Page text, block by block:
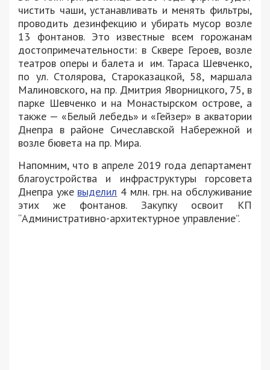
чистить чаши, устанавливать и менять фильтры,
проводить дезинфекцию и убирать мусор возле
13 фонтанов. Это известные всем горожанам
достопримечательности: в Сквере Героев, возле
театров оперы и балета и им. Тараса Шевченко,
по ул. Столярова, Староказацкой, 58, маршала
Малиновского, на пр. Дмитрия Яворницкого, 75, в
парке Шевченко и на Монастырском острове, а
также — «Белый лебедь» и «Гейзер» в акватории
Днепра в районе Сичеславской Набережной и
возле бювета на пр. Мира.
Напомним, что в апреле 2019 года департамент
благоустройства и инфраструктуры горсовета
Днепра уже выделил 4 млн. грн. на обслуживание
этих же фонтанов. Закупку освоит КП
“Административно-архитектурное управление”.